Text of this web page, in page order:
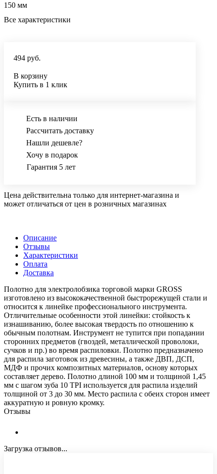
150 мм
Все характеристики
494 руб.
В корзину
Купить в 1 клик
Есть в наличии
Рассчитать доставку
Нашли дешевле?
Хочу в подарок
Гарантия 5 лет
Цена действительна только для интернет-магазина и
может отличаться от цен в розничных магазинах
Описание
Отзывы
Характеристики
Оплата
Доставка
Полотно для электролобзика торговой марки GROSS
изготовлено из высококачественной быстрорежущей стали и
относится к линейке профессионального инструмента.
Отличительные особенности этой линейки: стойкость к
изнашиванию, более высокая твердость по отношению к
обычным полотнам. Инструмент не тупится при попадании
сторонних предметов (гвоздей, металлической проволоки,
сучков и пр.) во время распиловки. Полотно предназначено
для распила заготовок из древесины, а также ДВП, ДСП,
МДФ и прочих композитных материалов, основу которых
составляет дерево. Полотно длиной 100 мм и толщиной 1,45
мм с шагом зуба 10 TPI используется для распила изделий
толщиной от 3 до 30 мм. Место распила с обеих сторон имеет
аккуратную и ровную кромку.
Отзывы
Загрузка отзывов...